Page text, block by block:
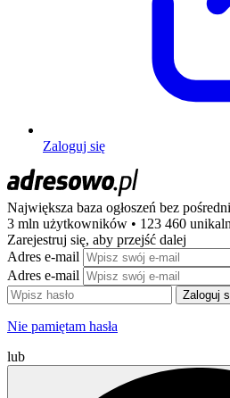
Zaloguj się
Największa baza ogłoszeń bez
3 mln użytkowników • 123 460
Zarejestruj się, aby przejść dalej
Adres e-mail
Adres e-mail
Zaloguj
Nie pamiętam hasła
lub